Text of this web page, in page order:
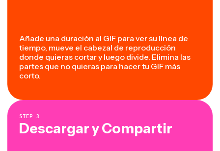
Añade una duración al GIF para ver su línea de
tiempo, mueve el cabezal de reproducción
donde quieras cortar y luego divide. Elimina las
partes que no quieras para hacer tu GIF más
corto.
STEP 3
Descargar y Compartir